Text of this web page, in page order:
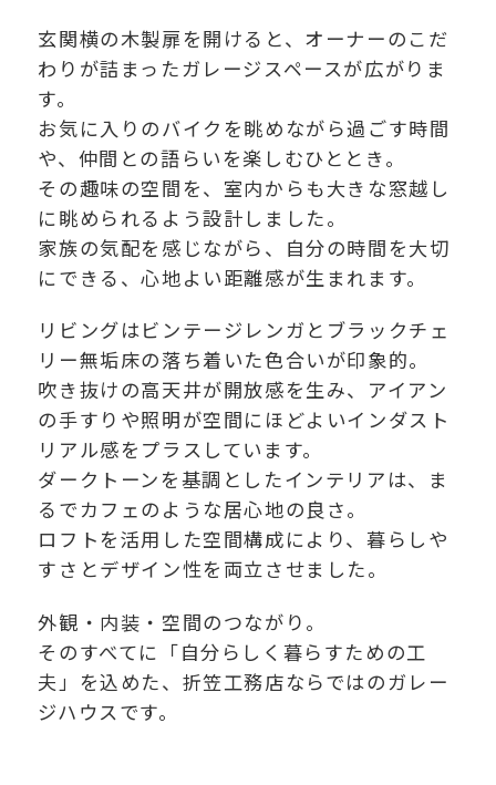
玄関横の木製扉を開けると、オーナーのこだ
わりが詰まったガレージスペースが広がりま
す。
お気に入りのバイクを眺めながら過ごす時間
や、仲間との語らいを楽しむひととき。
その趣味の空間を、室内からも大きな窓越し
に眺められるよう設計しました。
家族の気配を感じながら、自分の時間を大切
にできる、心地よい距離感が生まれます。
リビングはビンテージレンガとブラックチェ
リー無垢床の落ち着いた色合いが印象的。
吹き抜けの高天井が開放感を生み、アイアン
の手すりや照明が空間にほどよいインダスト
リアル感をプラスしています。
ダークトーンを基調としたインテリアは、ま
るでカフェのような居心地の良さ。
ロフトを活用した空間構成により、暮らしや
すさとデザイン性を両立させました。
外観・内装・空間のつながり。
そのすべてに「自分らしく暮らすための工
夫」を込めた、折笠工務店ならではのガレー
ジハウスです。